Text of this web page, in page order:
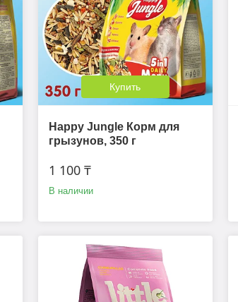
Купить
Happy Jungle Корм для
грызунов, 350 г
1 100 ₸
В наличии